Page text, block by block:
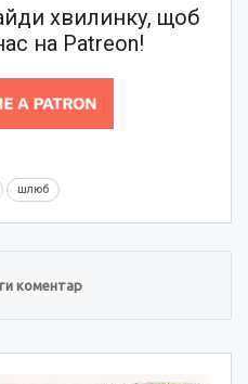
хвилинку, щоб
на Patreon!
шлюб
коментар